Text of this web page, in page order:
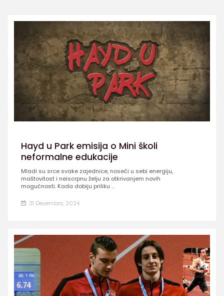
Hayd u Park emisija o Mini školi
neformalne edukacije
Mladi su srce svake zajednice, noseći u sebi energiju,
maštovitost i neiscrpnu želju za otkrivanjem novih
mogućnosti. Kada dobiju priliku ...
31 Decembra, 2024